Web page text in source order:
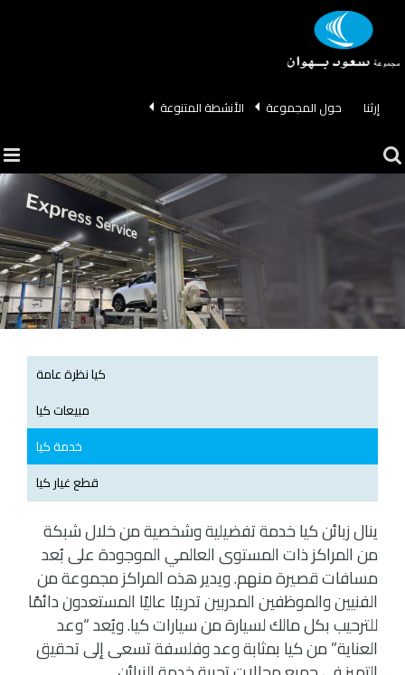
content
إرثنا حول المجموعة الأنشطة المتنوعة
كيا نظرة عامة
مبيعات كيا
خدمة كيا
قطع غيار كيا
ينال زبائن كيا خدمة تفضيلية وشخصية من خلال شبكة
من المراكز ذات المستوى العالمي الموجودة على بُعد
مسافات قصيرة منهم. ويدير هذه المراكز مجموعة من
الفنيين والموظفين المدربين تدريبًا عاليًا المستعدون دائمًا
للترحيب بكل مالك لسيارة من سيارات كيا. ويُعد “وعد
العناية” من كيا بمثابة وعد وفلسفة تسعى إلى تحقيق